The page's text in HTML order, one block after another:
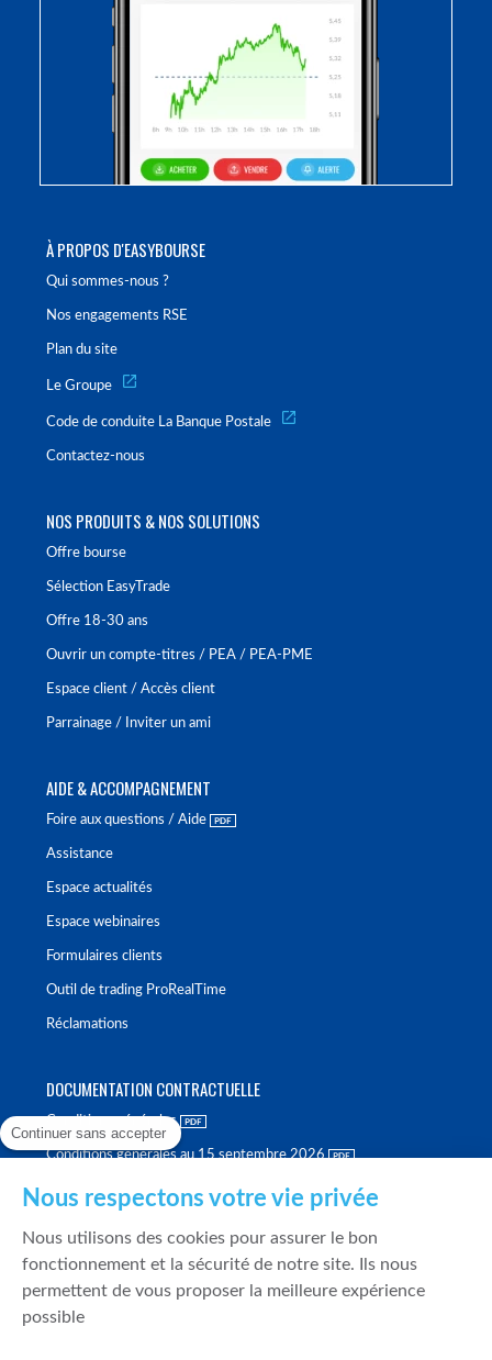
À PROPOS D'EASYBOURSE
Qui sommes-nous ?
Nos engagements RSE
Plan du site
Le Groupe
Code de conduite La Banque Postale
Contactez-nous
NOS PRODUITS & NOS SOLUTIONS
Offre bourse
Sélection EasyTrade
Offre 18-30 ans
Ouvrir un compte-titres / PEA / PEA-PME
Espace client / Accès client
Parrainage / Inviter un ami
AIDE & ACCOMPAGNEMENT
Foire aux questions / Aide
Assistance
Espace actualités
Espace webinaires
Formulaires clients
Outil de trading ProRealTime
Réclamations
DOCUMENTATION CONTRACTUELLE
Conditions générales
Conditions générales au 15 septembre 2026
Politique de meilleure sélection
Politique de durabilité
Fonds de garantie des dépôts et de résolution
Continuer sans accepter
Nous respectons votre vie privée
Nous utilisons des cookies pour assurer le bon
fonctionnement et la sécurité de notre site. Ils nous
permettent de vous proposer la meilleure expérience
possible